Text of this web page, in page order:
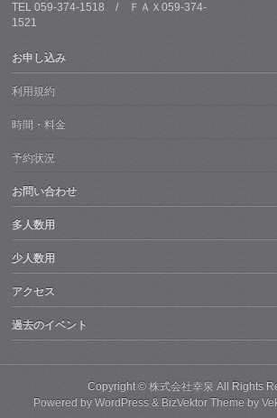
TEL 059-374-1518 / ＦＡＸ059-374-
1521
お申し込み
利用規約
時間・料金
予約状況
お問い合わせ
多人数用
少人数用
アクセス
過去のイベント
Copyright © 株式会社幸泉 All Rights
Powered byWordPress & BizVektor Theme by